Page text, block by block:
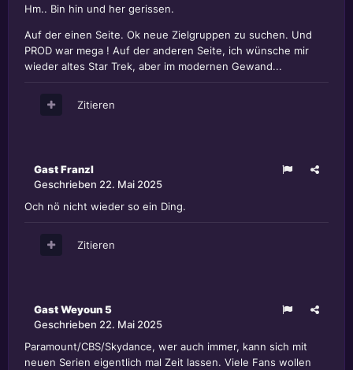
Hm.. Bin hin und her gerissen.
Auf der einen Seite. Ok neue Zielgruppen zu suchen. Und
PROD war mega ! Auf der anderen Seite, ich wünsche mir
wieder altes Star Trek, aber im modernen Gewand...
Zitieren
Gast Franzl
Geschrieben 22. Mai 2025
Och nö nicht wieder so ein Ding.
Zitieren
Gast Weyoun 5
Geschrieben 22. Mai 2025
Paramount/CBS/Skydance, wer auch immer, kann sich mit
neuen Serien eigentlich mal Zeit lassen. Viele Fans wollen